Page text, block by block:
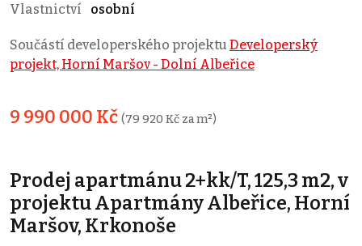
Vlastnictví
osobní
Součástí developerského projektu Developerský
projekt, Horní Maršov - Dolní Albeřice
9 990 000 Kč (79 920 Kč za m²)
Prodej apartmánu 2+kk/T, 125,3 m2, v
projektu Apartmány Albeřice, Horní
Maršov, Krkonoše